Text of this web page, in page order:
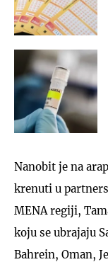
Nanobit je na
krenuti u
MENA regiji,
koju se ubrajaju
Bahrein, Oman,